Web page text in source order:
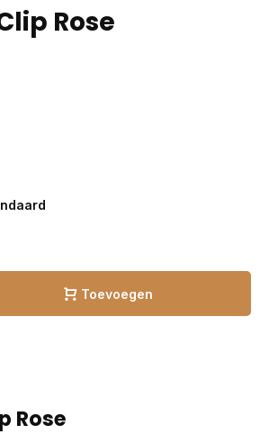
Rose
Toevoegen
Rose